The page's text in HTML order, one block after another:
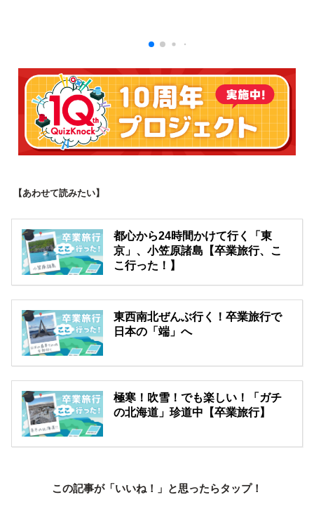
【あわせて読みたい】
都心から24時間かけて行く「東
京」、小笠原諸島【卒業旅行、こ
こ行った！】
東西南北ぜんぶ行く！卒業旅行で
日本の「端」へ
極寒！吹雪！でも楽しい！「ガチ
の北海道」珍道中【卒業旅行】
この記事が「いいね！」と思ったらタップ！